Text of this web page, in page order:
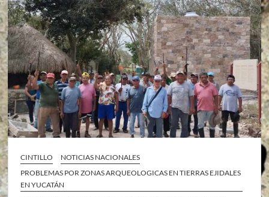
CINTILLO
NOTICIAS NACIONALES
PROBLEMAS POR ZONAS ARQUEOLOGICAS EN TIERRAS EJIDALES
EN YUCATÁN